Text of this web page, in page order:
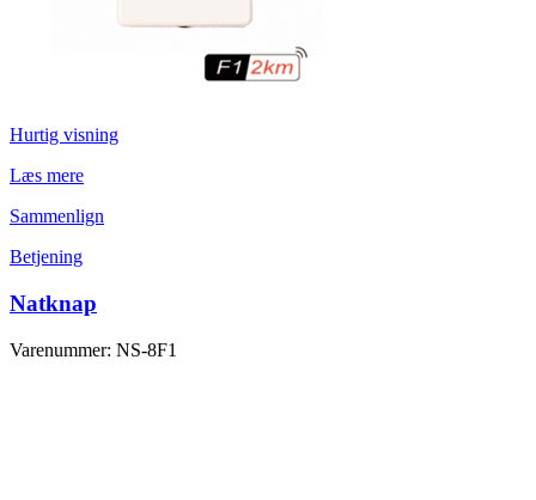
Hurtig visning
Læs mere
Sammenlign
Betjening
Natknap
Varenummer: NS-8F1